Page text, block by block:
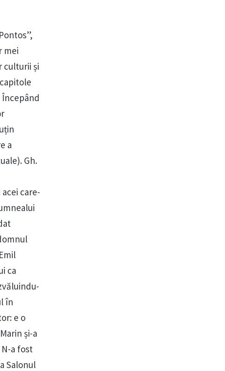
mei
culturii și
a
Gh.
care-
ca
în
e o
și-a
a fost
Salonul